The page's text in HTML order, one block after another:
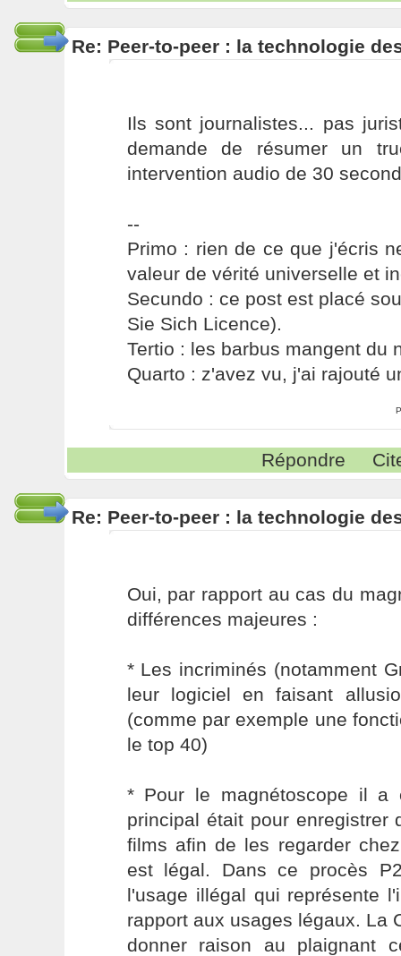
Re: Peer-to-peer : la technologie
Ils sont journalistes... pas
demande de résumer un
intervention audio de 30
--
Primo : rien de ce que j'écris
valeur de vérité universelle et
Secundo : ce post est placé
Sie Sich Licence).
Tertio : les barbus mangent du
Quarto : z'avez vu, j'ai rajouté
Répondre
Re: Peer-to-peer : la technologie
Oui, par rapport au cas du
différences majeures :
* Les incriminés (notamment
leur logiciel en faisant
(comme par exemple une
le top 40)
* Pour le magnétoscope il a
principal était pour enregistrer
films afin de les regarder
est légal. Dans ce procès
l'usage illégal qui représente
rapport aux usages légaux. La
donner raison au plaignant